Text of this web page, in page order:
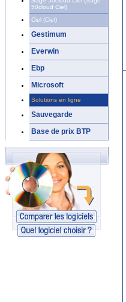
50cloud Ciel)
Ciel (Ciel)
Gestimum
Everwin
Ebp
Microsoft
Solutions en ligne
Sauvegarde
Base de prix BTP